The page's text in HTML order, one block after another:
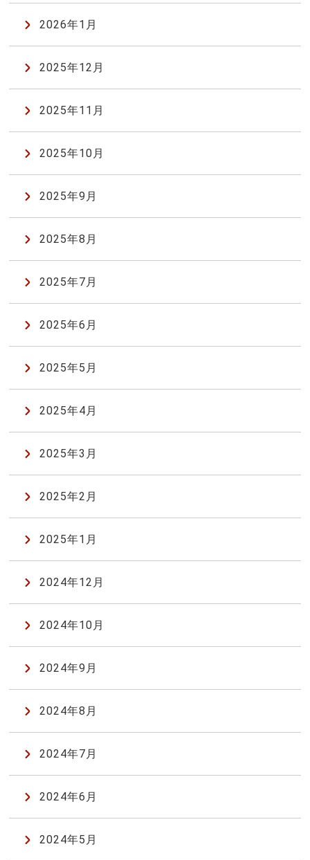
2026年1月
2025年12月
2025年11月
2025年10月
2025年9月
2025年8月
2025年7月
2025年6月
2025年5月
2025年4月
2025年3月
2025年2月
2025年1月
2024年12月
2024年10月
2024年9月
2024年8月
2024年7月
2024年6月
2024年5月